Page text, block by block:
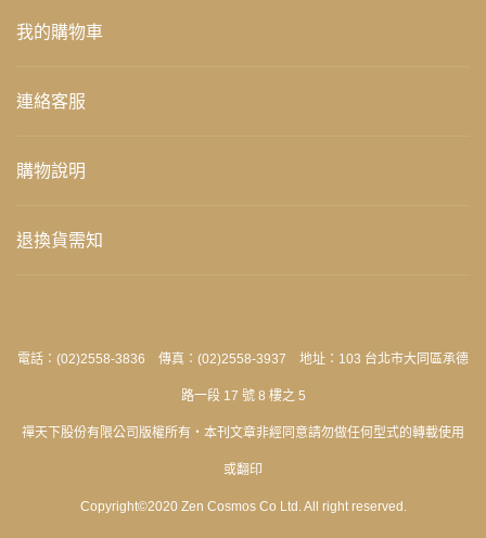
我的購物車
連絡客服
購物說明
退換貨需知
電話：(02)2558-3836 傳真：(02)2558-3937 地址：103 台北市大同區承德
路一段 17 號 8 樓之 5
禪天下股份有限公司版權所有‧本刊文章非經同意請勿做任何型式的轉載使用
或翻印
Copyright©2020 Zen Cosmos Co Ltd. All right reserved.